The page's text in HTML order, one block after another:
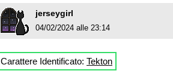
jerseygirl
04/02/2024 alle 23:14
Carattere Identificato: Tekton